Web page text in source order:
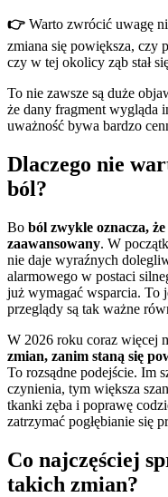
👉 Warto zwrócić uwagę
zmiana się powiększa, czy
czy w tej okolicy ząb stał
To nie zawsze są duże
że dany fragment wygląda
uważność bywa bardzo
Dlaczego nie
ból?
Bo ból zwykle oznacza,
zaawansowany. W
nie daje wyraźnych
alarmowego w postaci
już wymagać wsparcia. To
przeglądy są tak ważne
W 2026 roku coraz więcej
zmian, zanim staną się
To rozsądne podejście. Im
czynienia, tym większa
tkanki zęba i poprawę
zatrzymać pogłębianie się
Co najczęściej
takich zmian?